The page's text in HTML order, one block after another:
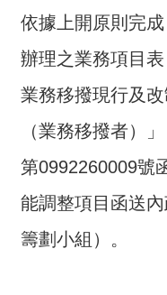
政
策
訊
息
主
題
服
務
依據上開原則完
辦理之業務項目
業務移撥現行及
（業務移撥者）
第0992260009號
能調整項目函送
籌劃小組）。